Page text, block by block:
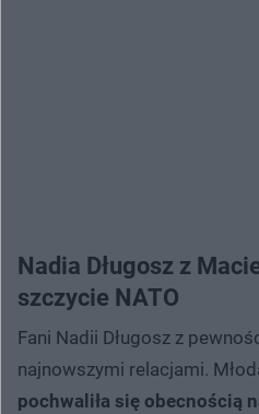
Nadia Długosz z
szczycie NATO
Fani Nadii Długosz z
najnowszymi relacjami.
pochwaliła się obecnością